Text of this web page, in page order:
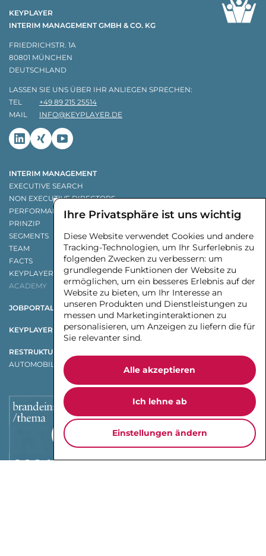
Ihre Privatsphäre ist uns wichtig
Diese Website verwendet Cookies und andere
Tracking-Technologien, um Ihr Surferlebnis zu
folgenden Zwecken zu verbessern: um
grundlegende Funktionen der Website zu
ermöglichen, um ein besseres Erlebnis auf der
Website zu bieten, um Ihr Interesse an
unseren Produkten und Dienstleistungen zu
messen und Marketinginteraktionen zu
personalisieren, um Anzeigen zu liefern die für
Sie relevanter sind.
Alle akzeptieren
Ich lehne ab
Einstellungen ändern
KEYPLAYER
INTERIM MANAGEMENT GMBH & CO. KG
FRIEDRICHSTR. 1A
80801 MÜNCHEN
DEUTSCHLAND
LASSEN SIE UNS ÜBER IHR ANLIEGEN SPRECHEN:
TEL
+49 89 215 25514
MAIL
INFO@KEYPLAYER.DE
Linkedin
Xing Youtube
INTERIM MANAGEMENT
EXECUTIVE SEARCH
NON EXECUTIVE DIRECTORS
PERFORMANCE-GARANTIE
PRINZIP
SEGMENTS
TEAM
FACTS
KEYPLAYER WERDEN
ACADEMY
JOBPORTAL
KEYPLAYER X CHANGE
RESTRUKTURIERUNGSSTUDIE
AUTOMOBILZULIEFERSTUDIE